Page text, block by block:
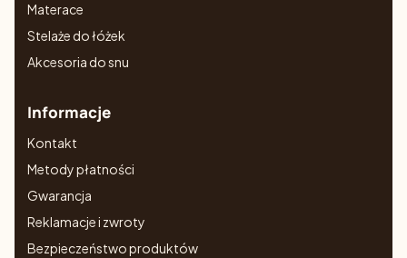
Materace
Stelaże do łóżek
Akcesoria do snu
Informacje
Kontakt
Metody płatności
Gwarancja
Reklamacje i zwroty
Bezpieczeństwo produktów